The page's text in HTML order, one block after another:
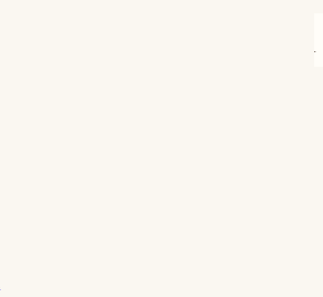
11.04